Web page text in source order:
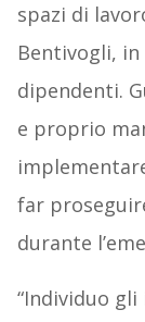
spazi di
Bentivogli,
dipendenti.
e proprio
far
durante
“Individuo